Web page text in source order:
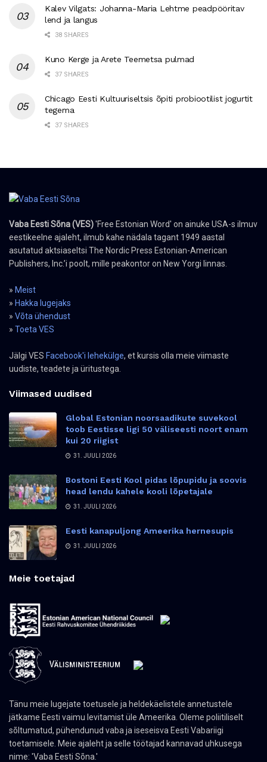
Kalev Vilgats: Johanna-Maria Lehtme peadpööritav
lend ja langus
38 SHARES
Kuno Kerge ja Arete Teemetsa pulmad
37 SHARES
Chicago Eesti Kultuuriseltsis õpiti probiootilist jogurtit
tegema
37 SHARES
Vaba Eesti Sõna (VES)'Free Estonian Word' on ainuke USA-s ilmuv
eestikeelne ajaleht, ilmub kahe nädala tagant 1949 aastal
asutatud aktsiaseltsi The Nordic Press Estonian-American
Publishers, Inc.’i poolt, mille peakontor on New Yorgi linnas.
» Meist
» Hakka lugejaks
» Võta ühendust
» Toeta VES
Jälgi VES Facebook'i lehekülge, et kursis olla meie viimaste
uudiste, teadete ja üritustega.
Viimased uudised
Global Estonian noorsaadikute suvekool
toob Eestisse ligi 50 väliseesti noort enam
kui 20 riigist
31. JUULI 2026
Bostoni Eesti Kool pidas lõpupidu ja soovis
head lendu kahele kooli lõpetajale
31. JUULI 2026
Eesti kanapuljong Ameerika hernesupis
31. JUULI 2026
Meie toetajad
Tänu meie lugejate toetusele ja heldekäelistele annetustele
jätkame Eesti vaimu levitamist üle Ameerika. Oleme poliitiliselt
sõltumatud, pühendunud vaba ja iseseisva Eesti Vabariigi
toetamisele. Meie ajaleht ja selle töötajad kannavad uhkusega
nime: 'Vaba Eesti Sõna.'